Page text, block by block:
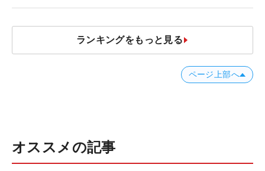
ランキングをもっと見る
ページ上部へ
オススメの記事